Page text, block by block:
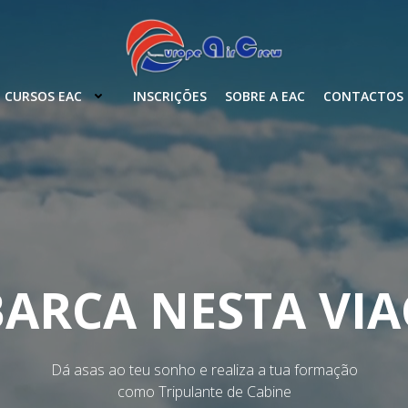
CURSOS EAC INSCRIÇÕES SOBRE A EAC CONTACTOS
NESTA
Dá asas ao teu sonho e realiza a tua formação
como Tripulante de Cabine